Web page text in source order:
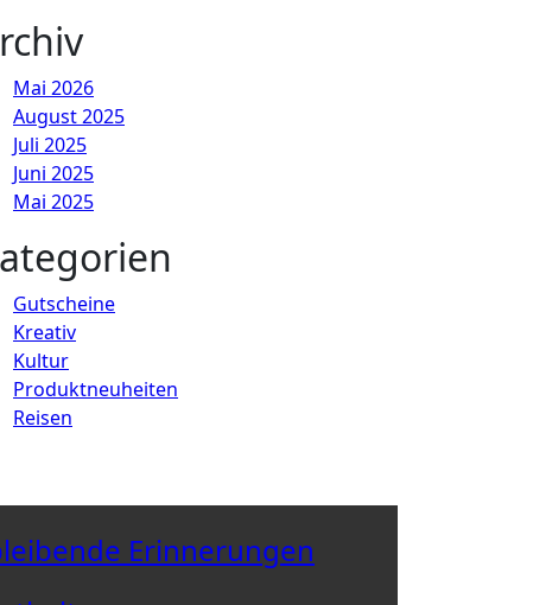
Mai 2026
August 2025
Juli 2025
Juni 2025
Mai 2025
Gutscheine
Kreativ
Kultur
Produktneuheiten
Reisen
Erinnerungen